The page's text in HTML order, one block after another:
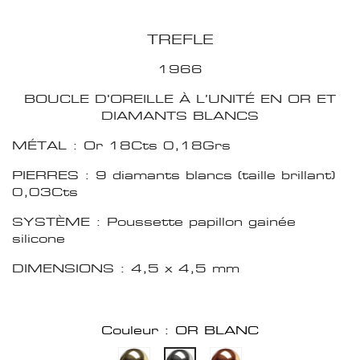
TREFLE
1966
BOUCLE D'OREILLE À L’UNITÉ EN OR ET
DIAMANTS BLANCS
MÉTAL : Or 18Cts 0,18Grs
PIERRES : 9 diamants blancs (taille brillant)
0,03Cts
SYSTÈME : Poussette papillon gainée
silicone
DIMENSIONS : 4,5 x 4,5 mm
Couleur : OR BLANC